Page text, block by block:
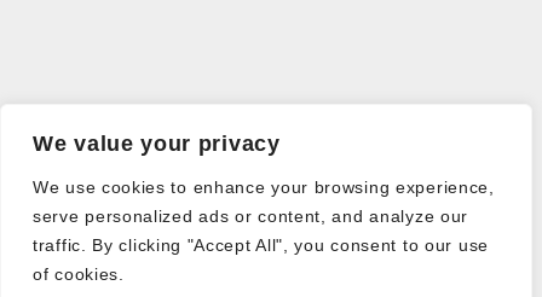
We value your privacy
We use cookies to enhance your browsing experience,
serve personalized ads or content, and analyze our
traffic. By clicking "Accept All", you consent to our use
of cookies.